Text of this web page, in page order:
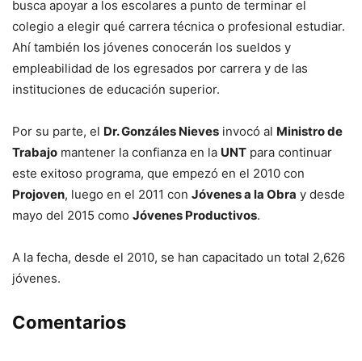
busca apoyar a los escolares a punto de terminar el
colegio a elegir qué carrera técnica o profesional estudiar.
Ahí también los jóvenes conocerán los sueldos y
empleabilidad de los egresados por carrera y de las
instituciones de educación superior.
Por su parte, el Dr. Gonzáles Nieves invocó al Ministro de
Trabajo mantener la confianza en la UNT para continuar
este exitoso programa, que empezó en el 2010 con
Projoven, luego en el 2011 con Jóvenes a la Obra y desde
mayo del 2015 como Jóvenes Productivos.
A la fecha, desde el 2010, se han capacitado un total 2,626
jóvenes.
Comentarios